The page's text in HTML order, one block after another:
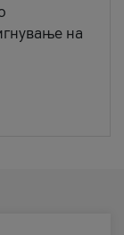
на